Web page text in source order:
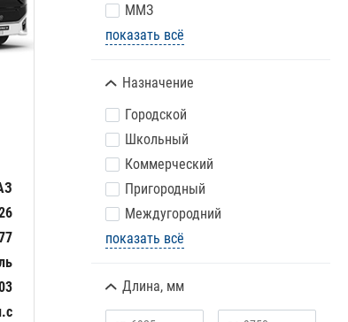
ММЗ
показать всё
Назначение
Городской
Школьный
Коммерческий
Пригородный
Междугородний
показать всё
Длина, мм